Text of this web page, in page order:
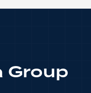
Group